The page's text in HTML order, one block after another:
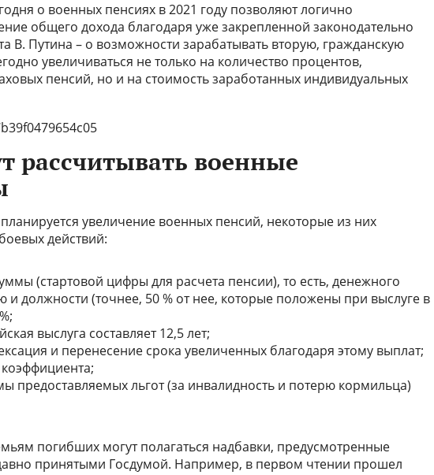
о военных пенсиях в 2021 году позволяют логично
общего дохода благодаря уже закрепленной законодательно
В. Путина – о возможности зарабатывать вторую, гражданскую
увеличиваться не только на количество процентов,
пенсий, но и на стоимость заработанных индивидуальных
рассчитывать военные
увеличение военных пенсий, некоторые из них
действий:
(стартовой цифры для расчета пенсии), то есть, денежного
и должности (точнее, 50 % от нее, которые положены при выслуге в
выслуга составляет 12,5 лет;
и перенесение срока увеличенных благодаря этому выплат;
предоставляемых льгот (за инвалидность и потерю кормильца)
погибших могут полагаться надбавки, предусмотренные
принятыми Госдумой. Например, в первом чтении прошел